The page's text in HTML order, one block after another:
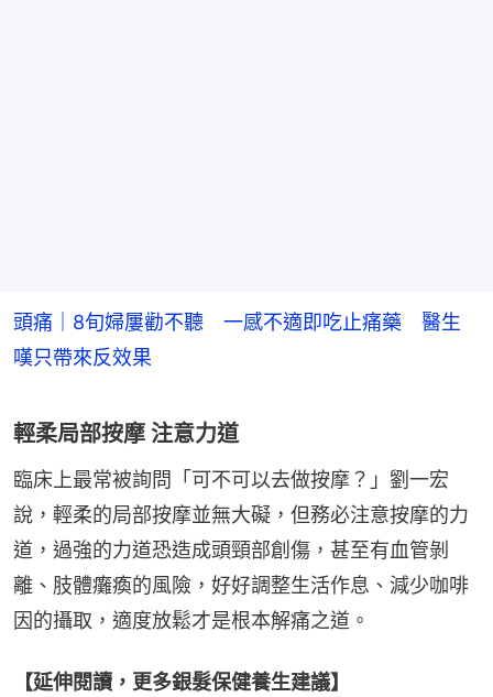
頭痛｜8旬婦屢勸不聽 一感不適即吃止痛藥 醫生
嘆只帶來反效果
輕柔局部按摩 注意力道
臨床上最常被詢問「可不可以去做按摩？」劉一宏
說，輕柔的局部按摩並無大礙，但務必注意按摩的力
道，過強的力道恐造成頭頸部創傷，甚至有血管剝
離、肢體癱瘓的風險，好好調整生活作息、減少咖啡
因的攝取，適度放鬆才是根本解痛之道。
【延伸閱讀，更多銀髮保健養生建議】